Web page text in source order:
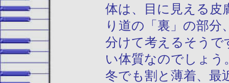
体は、目に見える皮
り道の「裏」の部
分けて考えるそうで
い体質なのでしょう
冬でも割と薄着、最